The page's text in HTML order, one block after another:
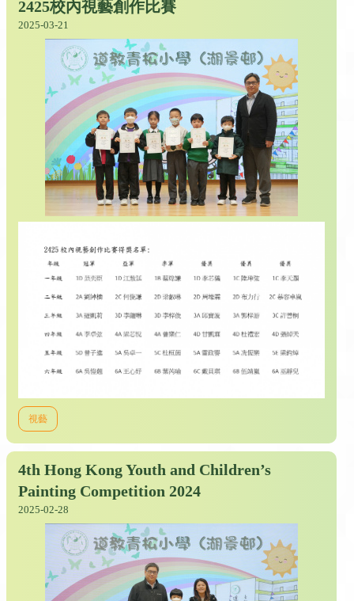
2425校內視藝創作比賽
2025-03-21
視藝
4th Hong Kong Youth and Children’s
Painting Competition 2024
2025-02-28